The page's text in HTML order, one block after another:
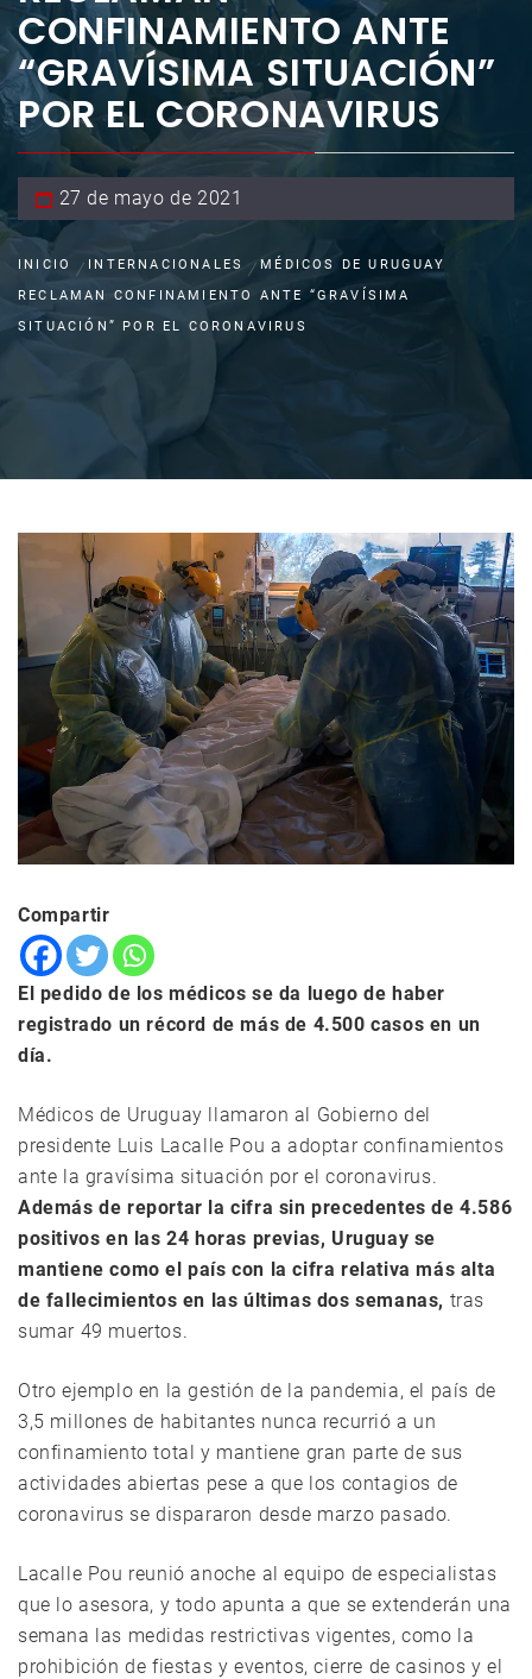
CONFINAMIENTO ANTE
“GRAVÍSIMA SITUACIÓN”
POR EL CORONAVIRUS
27 de mayo de 2021
INICIO INTERNACIONALES
MÉDICOS DE URUGUAY
RECLAMAN CONFINAMIENTO ANTE “GRAVÍSIMA
SITUACIÓN” POR EL CORONAVIRUS
Compartir
El pedido de los médicos se da luego de haber
registrado un récord de más de 4.500 casos en un
día.
Médicos de Uruguay llamaron al Gobierno del
presidente Luis Lacalle Pou a adoptar confinamientos
ante la gravísima situación por el coronavirus.
Además de reportar la cifra sin precedentes de 4.586
positivos en las 24 horas previas, Uruguay se
mantiene como el país con la cifra relativa más alta
de fallecimientos en las últimas dos semanas, tras
sumar 49 muertos.
Otro ejemplo en la gestión de la pandemia, el país de
3,5 millones de habitantes nunca recurrió a un
confinamiento total y mantiene gran parte de sus
actividades abiertas pese a que los contagios de
coronavirus se dispararon desde marzo pasado.
Lacalle Pou reunió anoche al equipo de especialistas
que lo asesora, y todo apunta a que se extenderán una
semana las medidas restrictivas vigentes, como la
prohibición de fiestas y eventos, cierre de casinos y el